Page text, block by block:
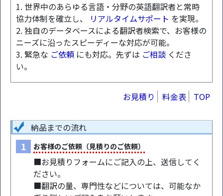
1. 世界中のあらゆる言語・分野の英語翻訳者と常時
協力体制を確立し、
リアルタイムサポート を実現。
2. 独自のデータベースによる翻訳者検索で、お客様の
ニーズに沿ったスピーディーな対応が可能。
3. 緊急な ご依頼 にも対応。先ずは ご相談 くださ
い。
お見積り 料金表 TOP
納品までの流れ
1 お客様のご依頼（見積りのご依頼）
■お見積りフォームにご記入の上、送信してく
ださい。
■翻訳の量、専門性などについては、可能なか